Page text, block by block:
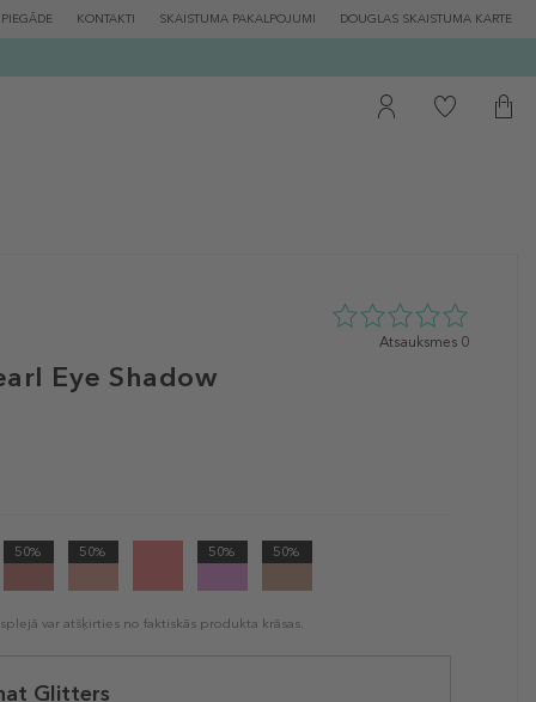
PIEGĀDE KONTAKTI SKAISTUMA PAKALPOJUMI DOUGLAS SKAISTUMA KARTE
Eye Shadow
0
Atsauksmes 0
50% 50% 50% 50%
var atšķirties no faktiskās produkta krāsas.
Glitters